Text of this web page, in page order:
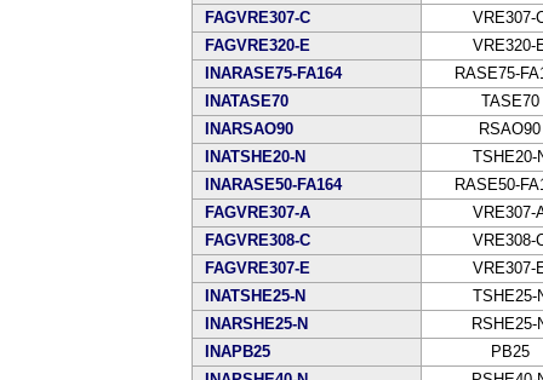
FAGVRE307-C
VRE307-
FAGVRE320-E
VRE320-
INARASE75-FA164
RASE75-
INATASE70
TASE70
INARSAO90
RSAO90
INATSHE20-N
TSHE20-
INARASE50-FA164
RASE50-
FAGVRE307-A
VRE307-
FAGVRE308-C
VRE308-
FAGVRE307-E
VRE307-
INATSHE25-N
TSHE25-
INARSHE25-N
RSHE25-
INAPB25
PB25